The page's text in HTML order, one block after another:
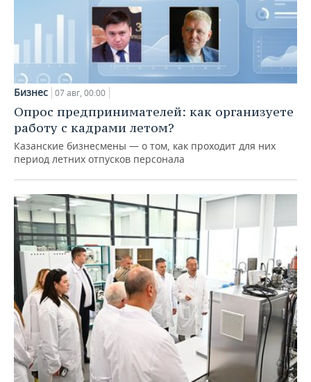
Бизнес 07 авг, 00:00
Опрос предпринимателей: как организуете
работу с кадрами летом?
Казанские бизнесмены — о том, как проходит для них
период летних отпусков персонала